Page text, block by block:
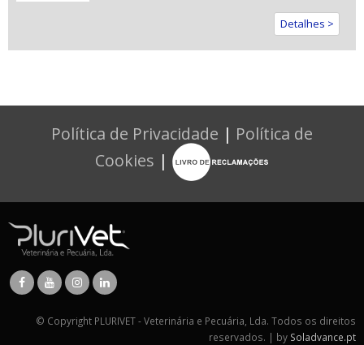
Detalhes >
Política de Privacidade | Política de
Cookies |
© Copyright PLURIVET - Veterinária e Pecuária, Lda. Todos os direitos
reservados. | by Soladvance.pt